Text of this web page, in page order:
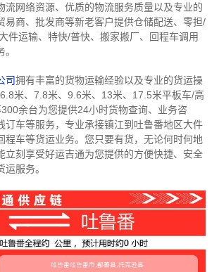
流网络资源、优质的物流服务质量以及专业的
易商、批发商等新老客户提供仓储配送、零担/
件运输、特快/普快、搬家搬厂、回程车调用
司拥有丰富的货物运输经验以及专业的货运操
米、7.8米、9.6米、13米、17.5米平板车/高
余台为您提供24小时货物查询、业务咨
车等服务， 专业承接镇江到吐鲁番地区大件
车等货运业务。 您只要有货，无论何时何地
立刻享受好运吉通为您提供的方便快捷、安全
服务。